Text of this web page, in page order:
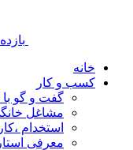
خانه
کسب و کار
گفت و گو با
مشاغل
استخدام
معرفی